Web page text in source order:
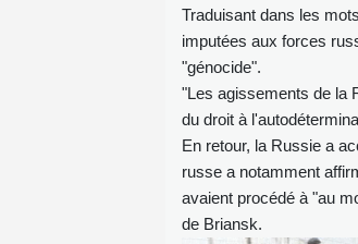
Traduisant dans les
imputées aux forces
"génocide".
"Les agissements de la
du droit à
En retour, la Russie a
russe a notamment
avaient procédé à "au
de Briansk.